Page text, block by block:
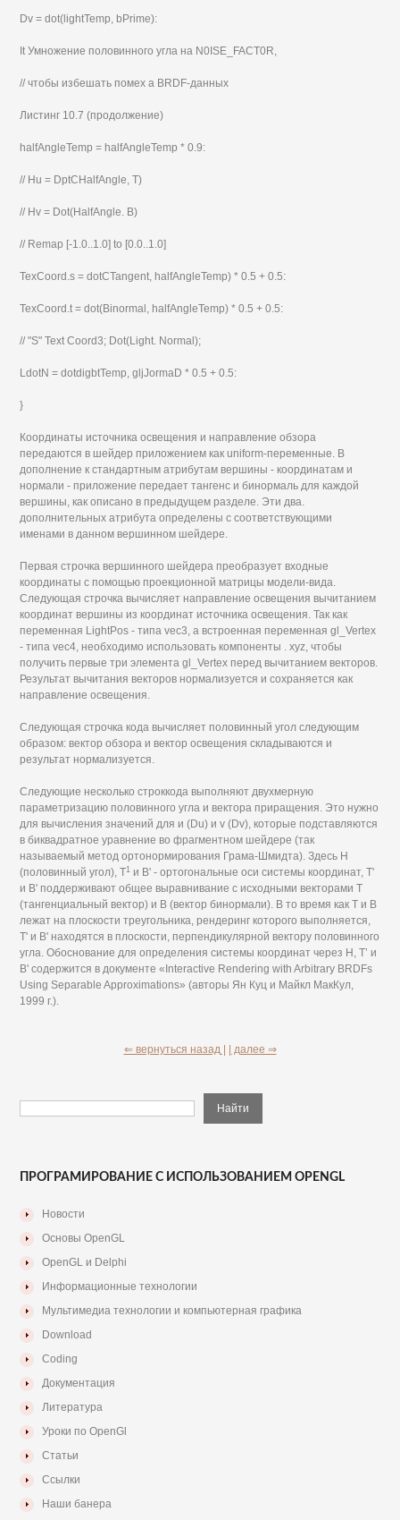
Dv = dot(lightTemp, bPrime):
It Умножение половинного угла на N0ISE_FACT0R,
// чтобы избешать помех а BRDF-данных
Листинг 10.7 (продолжение)
halfAngleTemp = halfAngleTemp * 0.9:
// Hu = DptCHalfAngle, T)
// Hv = Dot(HalfAngle. B)
// Remap [-1.0..1.0] to [0.0..1.0]
TexCoord.s = dotCTangent, halfAngleTemp) * 0.5 + 0.5:
TexCoord.t = dot(Binormal, halfAngleTemp) * 0.5 + 0.5:
// "S" Text Coord3; Dot(Light. Normal);
LdotN = dotdigbtTemp, gljJormaD * 0.5 + 0.5:
}
Координаты источника освещения и направление обзора
передаются в шейдер приложением как uniform-переменные. В
дополнение к стандартным атрибутам вершины - координатам и
нормали - приложение передает тангенс и бинормаль для каждой
вершины, как описано в предыдущем разделе. Эти два.
дополнительных атрибута определены с соответствующими
именами в данном вершинном шейдере.
Первая строчка вершинного шейдера преобразует входные
координаты с помощью проекционной матрицы модели-вида.
Следующая строчка вычисляет направление освещения вычитанием
координат вершины из координат источника освещения. Так как
переменная LightPos - типа vec3, а встроенная переменная gl_Vertex
- типа vec4, необходимо использовать компоненты . xyz, чтобы
получить первые три элемента gl_Vertex перед вычитанием векторов.
Результат вычитания векторов нормализуется и сохраняется как
направление освещения.
Следующая строчка кода вычисляет половинный угол следующим
образом: вектор обзора и вектор освещения складываются и
результат нормализуется.
Следующие несколько строккода выполняют двухмерную
параметризацию половинного угла и вектора приращения. Это нужно
для вычисления значений для и (Du) и v (Dv), которые подставляются
в биквадратное уравнение во фрагментном шейдере (так
называемый метод ортонормирования Грама-Шмидта). Здесь Н
(половинный угол), Т1
и В' - ортогональные оси системы координат, Т'
и В' поддерживают общее выравнивание с исходными векторами Т
(тангенциальный вектор) и В (вектор бинормали). В то время как Т и В
лежат на плоскости треугольника, рендеринг которого выполняется,
Т' и В' находятся в плоскости, перпендикулярной вектору половинного
угла. Обоснование для определения системы координат через Н, Т’ и
В' содержится в документе «Interactive Rendering with Arbitrary BRDFs
Using Separable Approximations» (авторы Ян Куц и Майкл МакКул,
1999 г.).
⇐ вернуться назад | | далее ⇒
ПРОГРАМИРОВАНИЕ С ИСПОЛЬЗОВАНИЕМ OPENGL
Новости
Основы OpenGL
OpenGL и Delphi
Информационные технологии
Мультимедиа технологии и компьютерная графика
Download
Coding
Документация
Литература
Уроки по OpenGl
Статьи
Ссылки
Наши банера